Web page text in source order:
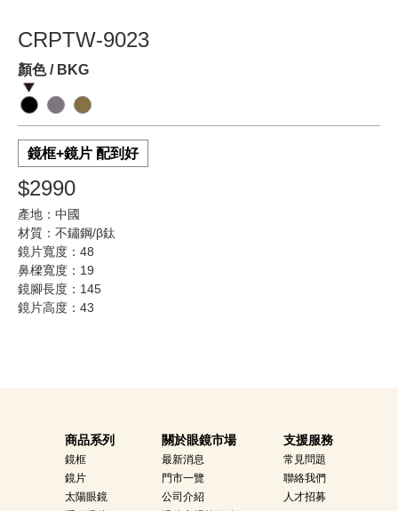
CRPTW-9023
顏色 / BKG
鏡框+鏡片 配到好
$2990
產地：中國
材質：不鏽鋼/β鈦
鏡片寬度：48
鼻樑寬度：19
鏡腳長度：145
鏡片高度：43
商品系列
鏡框
鏡片
太陽眼鏡
關於眼鏡市場
最新消息
門市一覽
公司介紹
支援服務
常見問題
聯絡我們
人才招募